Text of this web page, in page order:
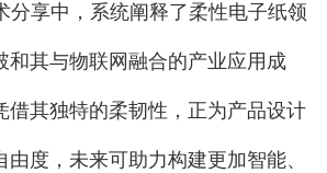
享中，系统阐释了柔性电子纸领
和其与物联网融合的产业应用成
借其独特的柔韧性，正为产品设计
度，未来可助力构建更加智能、